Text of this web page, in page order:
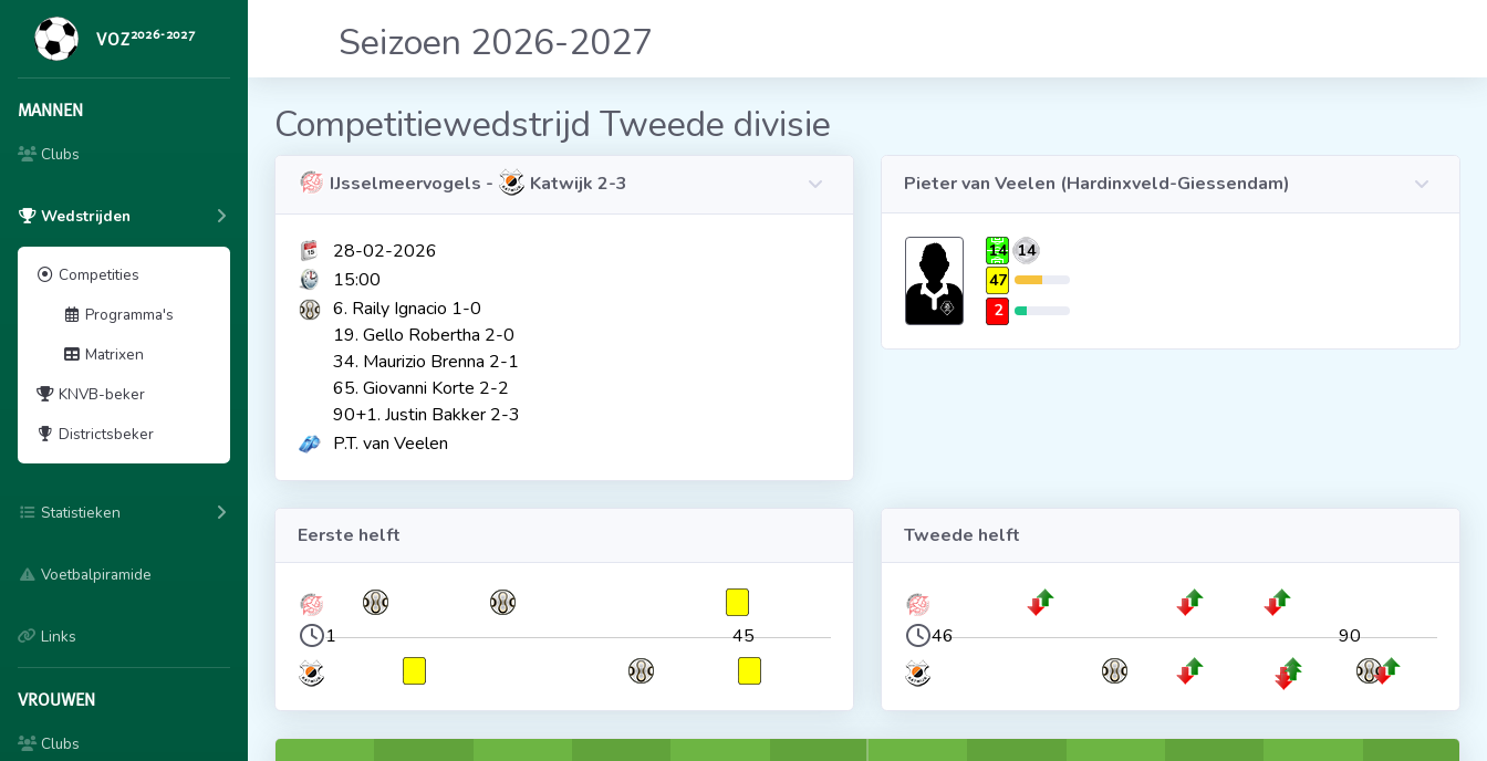
VOZ2026-2027
MANNEN
Clubs
Wedstrijden
Competities
Programma's
Matrixen
KNVB-beker
Districtsbeker
Statistieken
Voetbalpiramide
Links
VROUWEN
Clubs
Seizoen 2026-2027
Competitiewedstrijd Tweede divisie
IJsselmeervogels - Katwijk 2-3
28-02-2026
15:00
6. Raily Ignacio 1-0
19. Gello Robertha 2-0
34. Maurizio Brenna 2-1
65. Giovanni Korte 2-2
90+1. Justin Bakker 2-3
P.T. van Veelen
Pieter van Veelen (Hardinxveld-Giessendam)
14 14
47
2
Eerste helft
1 45
Tweede helft
46 90